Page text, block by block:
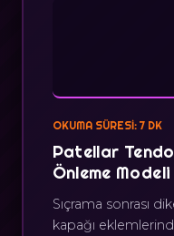
OKUMA SÜRESI: 7 DK
Patellar
Önleme Modeli
Sıçrama sonrası
kapağı